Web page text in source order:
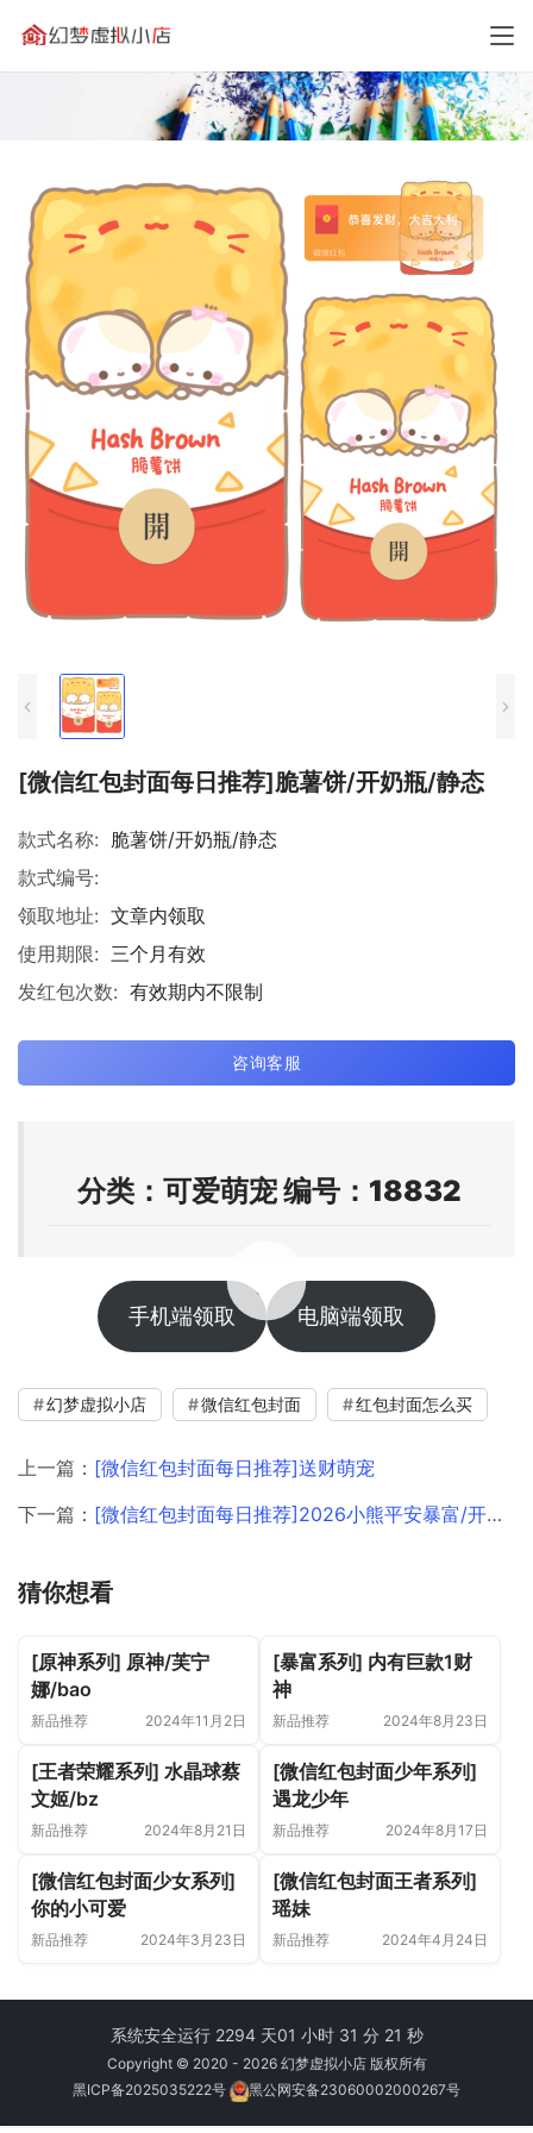
[微信红包封面每日推荐]脆薯饼/开奶瓶/静态
款式名称: 脆薯饼/开奶瓶/静态
款式编号:
领取地址: 文章内领取
使用期限: 三个月有效
发红包次数: 有效期内不限制
咨询客服
分类：可爱萌宠 编号：18832
手机端领取 电脑端领取
幻梦虚拟小店 微信红包封面 红包封面怎么买
上一篇： [微信红包封面每日推荐]送财萌宠
下一篇： [微信红包封面每日推荐]2026小熊平安暴富/开奶瓶/静态
猜你想看
[原神系列] 原神/芙宁
娜/bao
新品推荐 2024年11月2日
[暴富系列] 内有巨款1财
神
新品推荐 2024年8月23日
[王者荣耀系列] 水晶球蔡
文姬/bz
新品推荐 2024年8月21日
[微信红包封面少年系列]
遇龙少年
新品推荐 2024年8月17日
[微信红包封面少女系列]
你的小可爱
新品推荐 2024年3月23日
[微信红包封面王者系列]
瑶妹
新品推荐 2024年4月24日
系统安全运行 2294 天01 小时 31 分 21 秒
Copyright © 2020 - 2026 幻梦虚拟小店 版权所有
黑ICP备2025035222号
黑公网安备23060002000267号